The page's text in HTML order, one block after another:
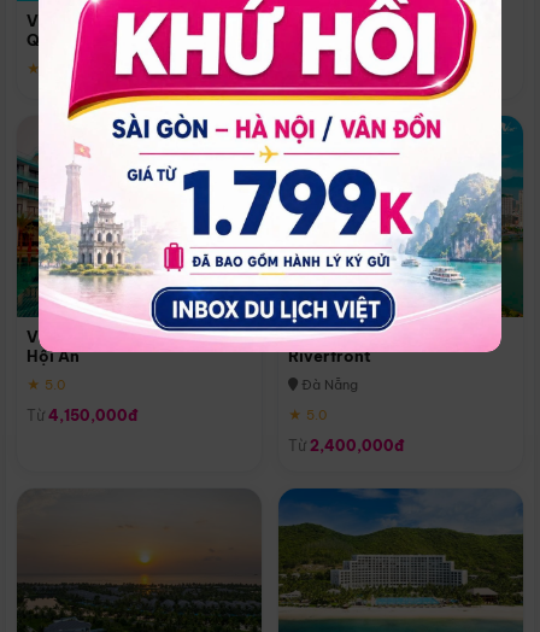
Vinpearl Resort & Spa Phu
Quoc
★ 5.0
Quoc
Phú Quốc
★ 5.0
Vinpearl Resort & Golf Nam
Hội An
★ 5.0
Từ 4,150,000đ
Melia Vinpearl Danang
Riverfront
Đà Nẵng
★ 5.0
Từ 2,400,000đ